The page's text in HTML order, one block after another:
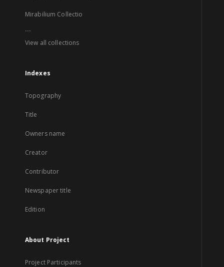
Mirabilium Collectio
...
View all collections
Indexes
Topography
Title
Owners name
Creator
Contributor
Newspaper title
Edition
About Project
Project Participants